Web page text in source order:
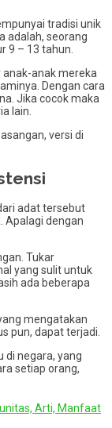
tradisi unik
adalah, seorang
9 – 13 tahun.
anak-anak mereka
Dengan cara
Jika cocok maka
lain.
versi di
adat tersebut
Apalagi dengan
Tukar
yang sulit untuk
ada beberapa
mengatakan
pun, dapat terjadi.
di negara, yang
setiap orang,
Arti, Manfaat